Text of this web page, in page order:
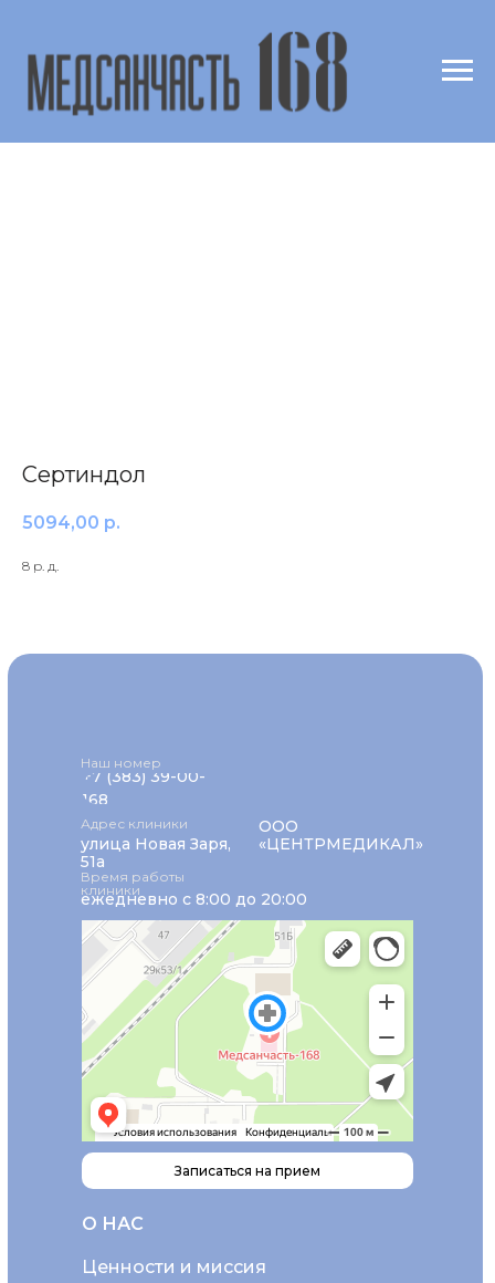
Сертиндол
5094,00 р.
8 р. д.
О НАС
Ценности и миссия
+7 (383) 39-00-
168
Наш номер
ежедневно с 8:00 до 20:00
Время работы
клиники
Адрес клиники
улица Новая Заря,
51а
ООО
«ЦЕНТРМЕДИКАЛ»
Записаться на прием